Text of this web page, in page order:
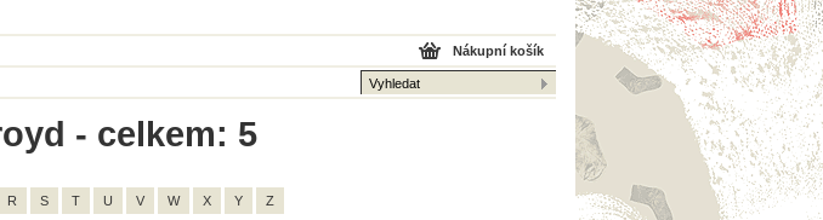
Nákupní košík
- celkem: 5
R S T U V W X Y Z